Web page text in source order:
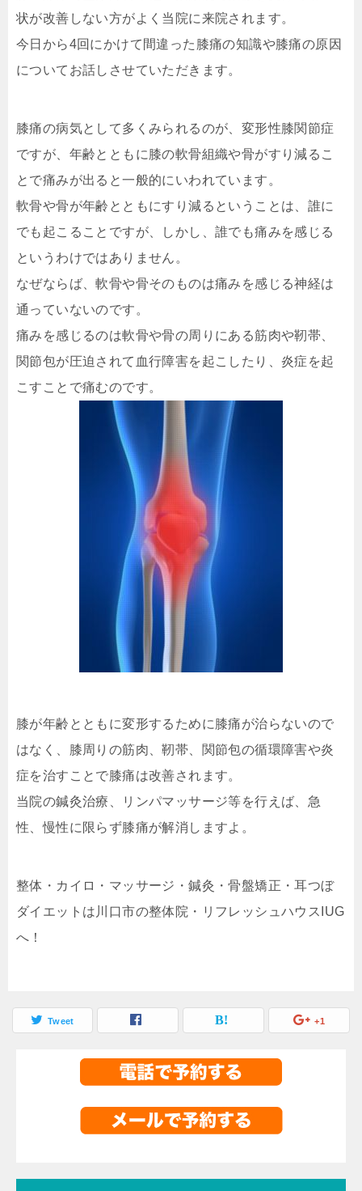
状が改善しない方がよく当院に来院されます。
今日から4回にかけて間違った膝痛の知識や膝痛の原因
についてお話しさせていただきます。
膝痛の病気として多くみられるのが、変形性膝関節症
ですが、年齢とともに膝の軟骨組織や骨がすり減るこ
とで痛みが出ると一般的にいわれています。
軟骨や骨が年齢とともにすり減るということは、誰に
でも起こることですが、しかし、誰でも痛みを感じる
というわけではありません。
なぜならば、軟骨や骨そのものは痛みを感じる神経は
通っていないのです。
痛みを感じるのは軟骨や骨の周りにある筋肉や靭帯、
関節包が圧迫されて血行障害を起こしたり、炎症を起
こすことで痛むのです。
膝が年齢とともに変形するために膝痛が治らないので
はなく、膝周りの筋肉、靭帯、関節包の循環障害や炎
症を治すことで膝痛は改善されます。
当院の鍼灸治療、リンパマッサージ等を行えば、急
性、慢性に限らず膝痛が解消しますよ。
整体・カイロ・マッサージ・鍼灸・骨盤矯正・耳つぼ
ダイエットは川口市の整体院・リフレッシュハウスIUG
へ！
Tweet +1